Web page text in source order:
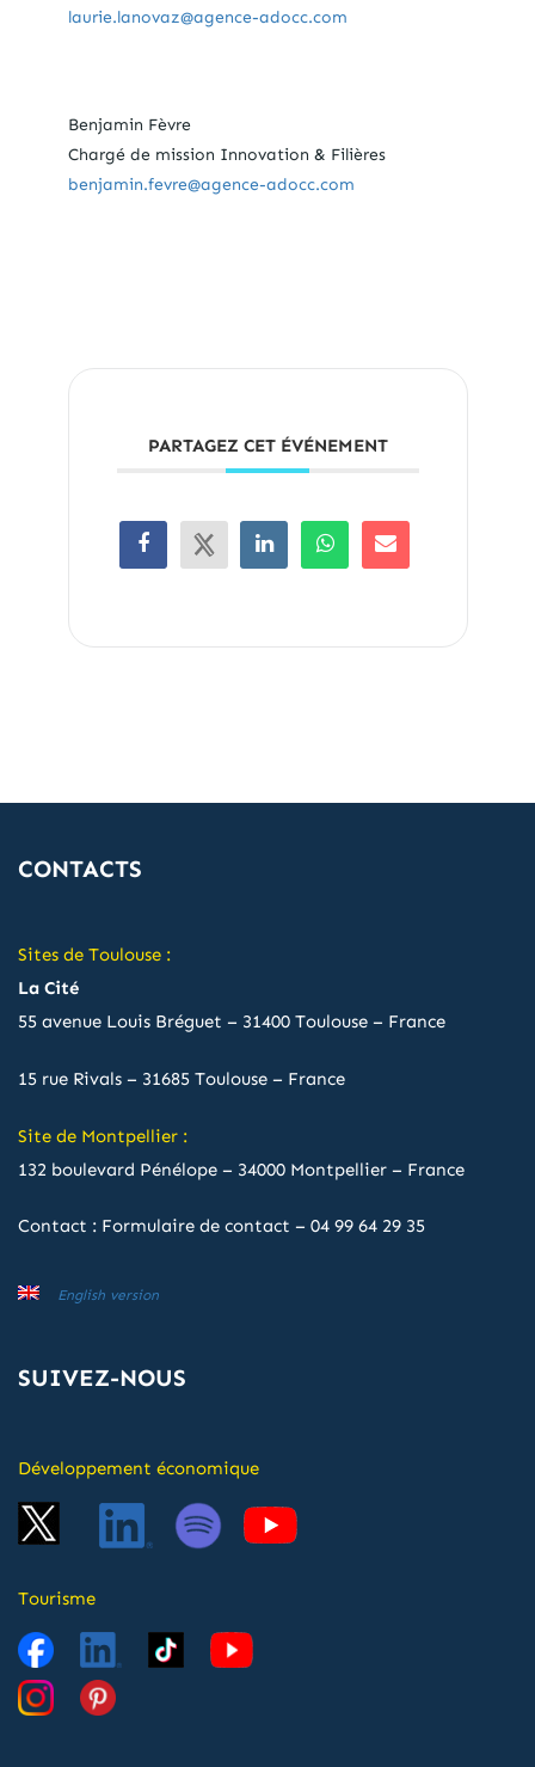
laurie.lanovaz@agence-adocc.com
Benjamin Fèvre
Chargé de mission Innovation & Filières
benjamin.fevre@agence-adocc.com
PARTAGEZ CET ÉVÉNEMENT
CONTACTS
Sites de Toulouse :
La Cité
55 avenue Louis Bréguet – 31400 Toulouse – France
15 rue Rivals – 31685 Toulouse – France
Site de Montpellier :
132 boulevard Pénélope – 34000 Montpellier – France
Contact : Formulaire de contact – 04 99 64 29 35
English version
SUIVEZ-NOUS
Développement économique
Tourisme